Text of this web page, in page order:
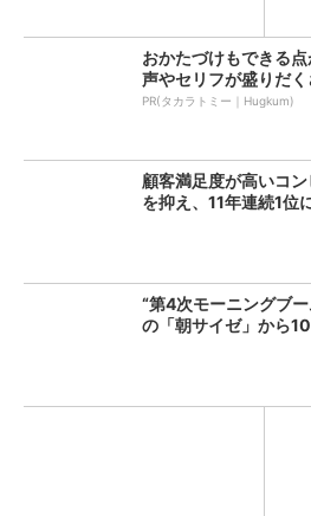
おかたづけもできる
声やセリフが盛りだ
PR(タカラトミー｜Hugkum)
顧客満足度が高いコ
を抑え、11年連続1位
“第4次モーニングブ
の「朝サイゼ」から